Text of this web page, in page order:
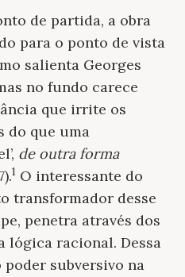
de partida, a obra
para o ponto de vista
salienta Georges
no fundo carece
que irrite os
do que uma
de outra forma
1 O interessante do
transformador desse
penetra através dos
lógica racional. Dessa
subversivo na